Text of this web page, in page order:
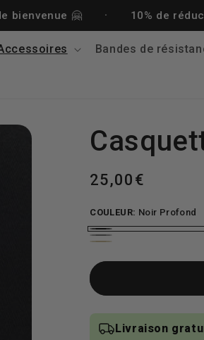
🤗 · 10% de réduction sur ta
Bandes de
Prix
25,00€
COULEUR: Noir Profond
Livraison